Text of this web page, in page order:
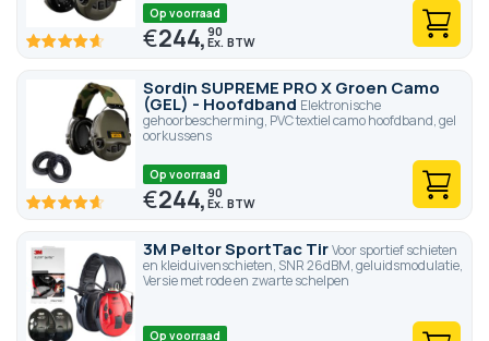
Op voorraad
€244,90
Sordin SUPREME PRO X Groen Camo
(GEL) - Hoofdband Elektronische
gehoorbescherming, PVC textiel camo hoofdband, gel
oorkussens
Op voorraad
€244,90
3M Peltor SportTac TirVoor sportief schieten
en kleiduivenschieten, SNR 26dBM, geluidsmodulatie,
Versie met rode en zwarte schelpen
Op voorraad